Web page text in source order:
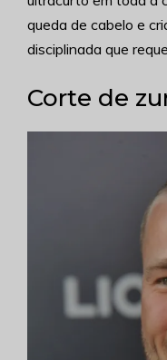
queda de cabelo e
disciplinada que
Corte de